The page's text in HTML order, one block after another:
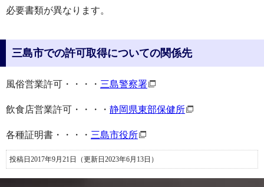
必要書類が異なります。
三島市での許可取得についての関係先
風俗営業許可・・・・ 三島警察署
飲食店営業許可・・・・ 静岡県東部保健所
各種証明書・・・・ 三島市役所
投稿日2017年9月21日 （更新日2023年6月13日）